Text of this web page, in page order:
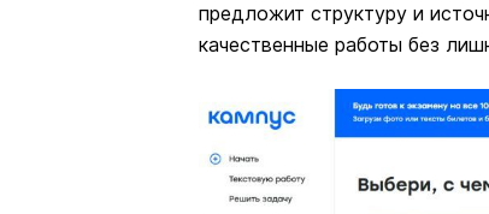
предложит структуру и
качественные работы без